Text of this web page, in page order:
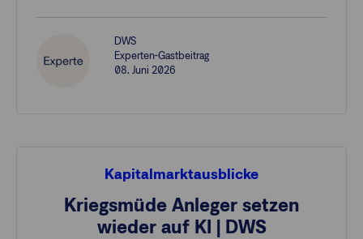
DWS
Experten-Gastbeitrag
08. Juni 2026
Kapitalmarktausblicke
Kriegsmüde Anleger setzen
wieder auf KI | DWS